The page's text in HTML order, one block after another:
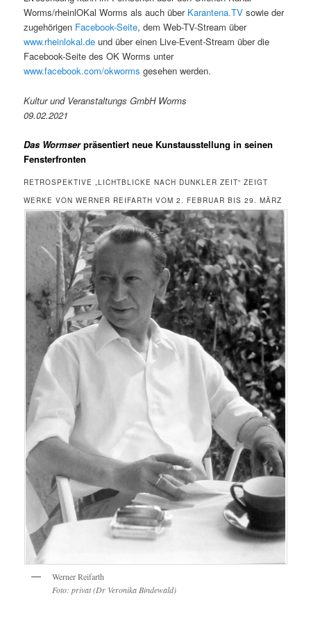
Worms/rheinlOKal Worms als auch über Karantena.TV sowie der
zugehörigen Facebook-Seite, dem Web-TV-Stream über
www.rheinlokal.de und über einen Live-Event-Stream über die
Facebook-Seite des OK Worms unter
www.facebook.com/okworms gesehen werden.
Kultur und Veranstaltungs GmbH Worms
09.02.2021
Das Wormserpräsentiert neue Kunstausstellung in seinen
Fensterfronten
RETROSPEKTIVE „LICHTBLICKE NACH DUNKLER ZEIT“ ZEIGT
WERKE VON WERNER REIFARTH VOM 2. FEBRUAR BIS 29. MÄRZ
Werner Reifarth
Foto: privat (Dr Veronika Bindewald)